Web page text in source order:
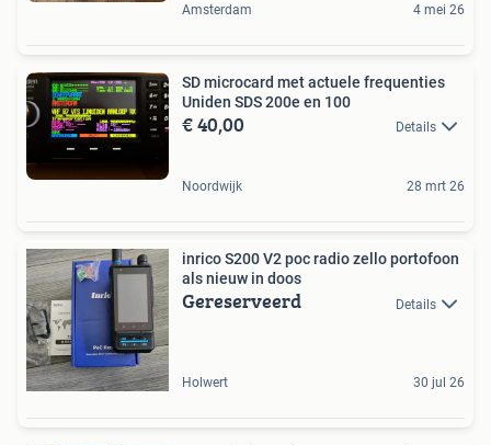
Amsterdam 4 mei 26
SD microcard met actuele frequenties
Uniden SDS 200e en 100
€ 40,00 Details
Noordwijk 28 mrt 26
inrico S200 V2 poc radio zello portofoon
als nieuw in doos
Gereserveerd Details
Holwert 30 jul 26